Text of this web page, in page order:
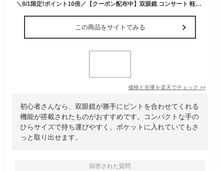
＼8/1限定!ポイント10倍／【クーポン配布中】双眼鏡 コンサート 軽量 高倍率 ライブ 8倍 フリーフォーカス オートフォーカス 観劇 ピント調整 ストラップ 防水 オペラグラス バードウォッチング 25口径 スポーツ 観戦 ドーム 野鳥 登山 ゴルフ スポーツ観戦
この商品をサイトでみる
価格と在庫を楽天でチェック >>
初心者さんなら、双眼鏡が勝手にピントを合わせてくれる
機能が搭載されたものがおすすめです。コンパクトな手の
ひらサイズで持ち運びやすく、ポケットに入れていてもさ
っと取り出せます。
回答された質問